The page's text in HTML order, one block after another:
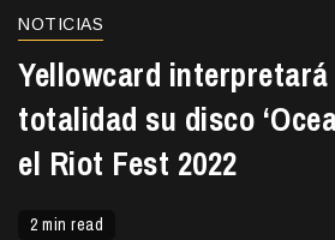
NOTICIAS
Yellowcard interpretará
totalidad su disco
el Riot Fest 2022
2 min read